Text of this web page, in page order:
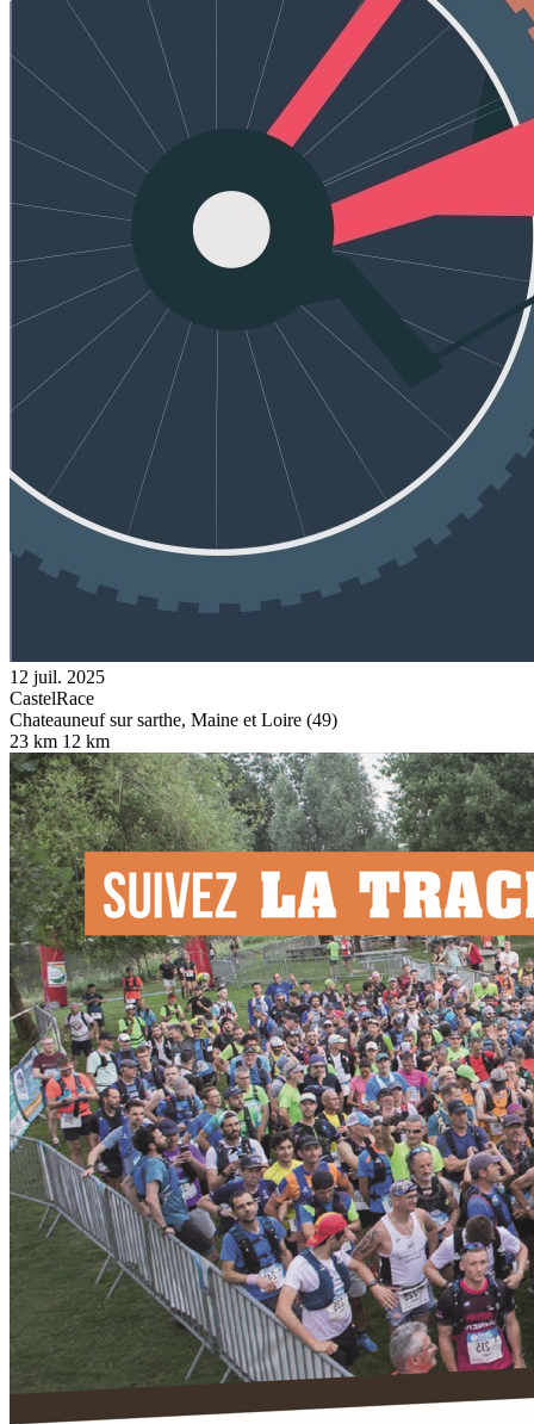
12 juil. 2025
CastelRace
Chateauneuf sur sarthe, Maine et Loire (49)
23 km 12 km